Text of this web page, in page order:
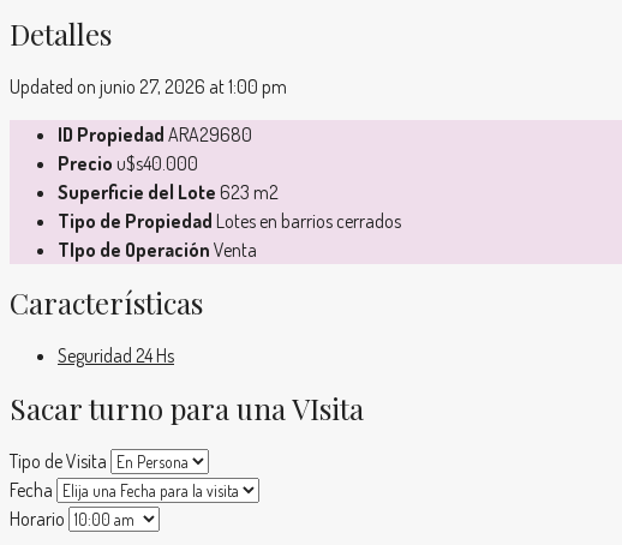
Detalles
Updated on junio 27, 2026 at 1:00 pm
ID Propiedad ARA29680
Precio u$s40.000
Superficie del Lote 623 m2
Tipo de Propiedad Lotes en barrios cerrados
TIpo de Operación Venta
Características
Seguridad 24 Hs
Sacar turno para una VIsita
Tipo de Visita
Fecha
Horario